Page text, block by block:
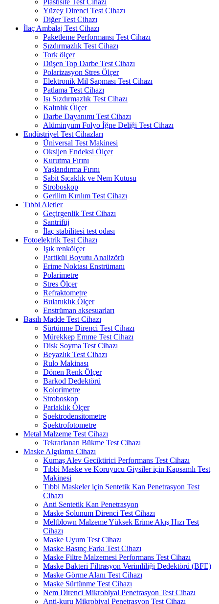
Yüzey Direnci Test Cihazı
Diğer Test Cihazı
İlaç Ambalaj Test Cihazı
Paketleme Performansı Test Cihazı
Sızdırmazlık Test Cihazı
Tork ölçer
Düşen Top Darbe Test Cihazı
Polarizasyon Stres Ölçer
Elektronik Mil Sapması Test Cihazı
Patlama Test Cihazı
Isı Sızdırmazlık Test Cihazı
Kalınlık Ölçer
Darbe Dayanımı Test Cihazı
Alüminyum Folyo İğne Deliği Test Cihazı
Endüstriyel Test Cihazları
Üniversal Test Makinesi
Oksijen Endeksi Ölçer
Kurutma Fırını
Yaşlandırma Fırını
Sabit Sıcaklık ve Nem Kutusu
Stroboskop
Gerilim Kırılım Test Cihazı
Tıbbi Aletler
Geçirgenlik Test Cihazı
Santrifüj
İlaç stabilitesi test odası
Fotoelektrik Test Cihazı
Işık renkölçer
Partikül Boyutu Analizörü
Erime Noktası Enstrümanı
Polarimetre
Stres Ölçer
Refraktometre
Bulanıklık Ölçer
Enstrüman aksesuarları
Basılı Madde Test Cihazı
Sürtünme Direnci Test Cihazı
Mürekkep Emme Test Cihazı
Disk Soyma Test Cihazı
Beyazlık Test Cihazı
Rulo Makinası
Dönen Renk Ölçer
Barkod Dedektörü
Kolorimetre
Stroboskop
Parlaklık Ölçer
Spektrodensitometre
Spektrofotometre
Metal Malzeme Test Cihazı
Tekrarlanan Bükme Test Cihazı
Maske Algılama Cihazı
Kumaş Alev Geciktirici Performans Test Cihazı
Tıbbi Maske ve Koruyucu Giysiler için Kapsamlı Test
Makinesi
Tıbbi Maskeler için Sentetik Kan Penetrasyon Test
Cihazı
Anti Sentetik Kan Penetrasyon
Maske Solunum Direnci Test Cihazı
Meltblown Malzeme Yüksek Erime Akış Hızı Test
Cihazı
Maske Uyum Test Cihazı
Maske Basınç Farkı Test Cihazı
Maske Filtre Malzemesi Performans Test Cihazı
Maske Bakteri Filtrasyon Verimliliği Dedektörü (BFE)
Maske Görme Alanı Test Cihazı
Maske Sürtünme Test Cihazı
Nem Direnci Mikrobiyal Penetrasyon Test Cihazı
Anti-kuru Mikrobiyal Penetrasyon Test Cihazı